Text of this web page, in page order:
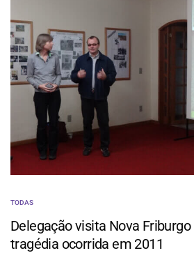
TODAS
Delegação visita Nova
tragédia ocorrida em 2011